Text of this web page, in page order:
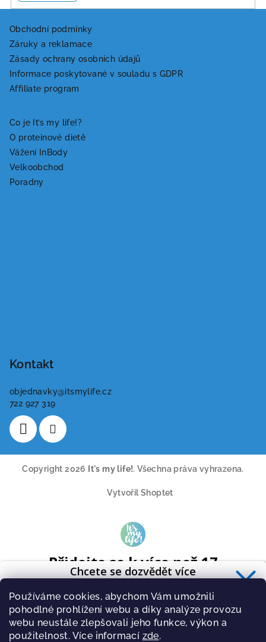
Používáme cookies, abychom Vám umožnili
pohodlné prohlížení webu a díky analýze provozu
webu neustále zlepšovali jeho funkce, výkon a
použitelnost. Více informací zde.
Obchodní podmínky
Záruky a reklamace
Zásady ochrany osobních údajů
Informace poskytované v souladu s GDPR
Affiliate program
Co je It’s my life!?
O proteinové dietě
Vážení InBody
Velkoobchod
Poradny
Kontakt
objednavky@itsmylife.cz
722 927 319
Copyright 2026 It's my life!. Všechna práva vyhrazena.
Vytvořil Shoptet
Přidejte se k více než 17
tisícům odběratelů
A získavejte pravidelně tipy o novinkách ze světa cvičení a
zdravé stravy.
Chcete se dozvědět více
o zdravé výživě?
Přihlaste se k odběru newsletteru.